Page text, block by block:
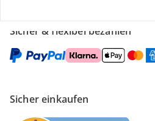
Sicher & flexibel bezahlen
Sicher einkaufen